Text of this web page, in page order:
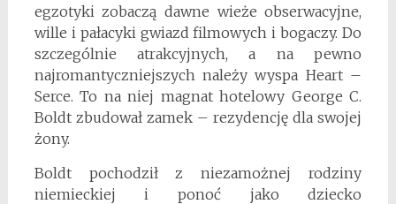
egzotyki zobaczą dawne wieże obserwacyjne,
wille i pałacyki gwiazd filmowych i bogaczy. Do
szczególnie atrakcyjnych, a na pewno
najromantyczniejszych należy wyspa Heart –
Serce. To na niej magnat hotelowy George C.
Boldt zbudował zamek – rezydencję dla swojej
żony.
Boldt pochodził z niezamożnej rodziny
niemieckiej i ponoć jako dziecko